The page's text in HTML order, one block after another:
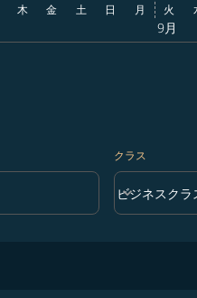
木 金 土 日 月 火
9月
クラス
クラス option
ビジネスクラ
keyboard_arrow_down